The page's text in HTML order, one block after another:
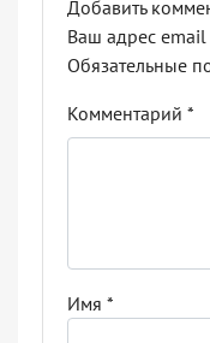
Добавить
Ваш адрес email
Обязательные
Комментарий *
Имя *